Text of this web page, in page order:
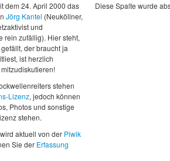
dem 24. April 2000 das
Jörg Kantel (Neuköllner,
und
zufällig). Hier steht,
der braucht ja
ist herzlich
stehen
Lizenz, jedoch können
Photos und sonstige
stehen.
aktuell von der Piwik
Sie der Erfassung
Diese Spalte wurde